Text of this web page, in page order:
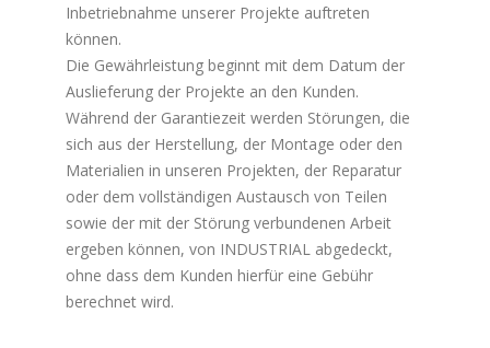
Inbetriebnahme unserer Projekte auftreten
können.
Die Gewährleistung beginnt mit dem Datum der
Auslieferung der Projekte an den Kunden.
Während der Garantiezeit werden Störungen, die
sich aus der Herstellung, der Montage oder den
Materialien in unseren Projekten, der Reparatur
oder dem vollständigen Austausch von Teilen
sowie der mit der Störung verbundenen Arbeit
ergeben können, von INDUSTRIAL abgedeckt,
ohne dass dem Kunden hierfür eine Gebühr
berechnet wird.